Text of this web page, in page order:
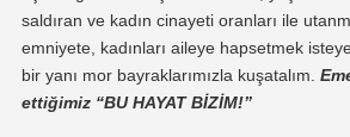
saldıran ve kadın cinayeti oranları ile
emniyete, kadınları aileye hapsetmek
bir yanı mor bayraklarımızla kuşatalım.
ettiğimiz “BU HAYAT BİZİM!”